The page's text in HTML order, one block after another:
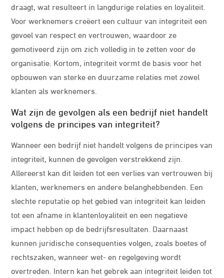
draagt, wat resulteert in langdurige relaties en loyaliteit.
Voor werknemers creëert een cultuur van integriteit een
gevoel van respect en vertrouwen, waardoor ze
gemotiveerd zijn om zich volledig in te zetten voor de
organisatie. Kortom, integriteit vormt de basis voor het
opbouwen van sterke en duurzame relaties met zowel
klanten als werknemers.
Wat zijn de gevolgen als een bedrijf niet handelt
volgens de principes van integriteit?
Wanneer een bedrijf niet handelt volgens de principes van
integriteit, kunnen de gevolgen verstrekkend zijn.
Allereerst kan dit leiden tot een verlies van vertrouwen bij
klanten, werknemers en andere belanghebbenden. Een
slechte reputatie op het gebied van integriteit kan leiden
tot een afname in klantenloyaliteit en een negatieve
impact hebben op de bedrijfsresultaten. Daarnaast
kunnen juridische consequenties volgen, zoals boetes of
rechtszaken, wanneer wet- en regelgeving wordt
overtreden. Intern kan het gebrek aan integriteit leiden tot